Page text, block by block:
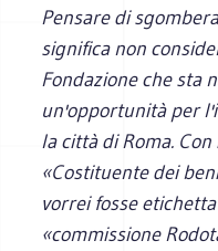
Pensare di
significa non
Fondazione che sta
un'opportunità per
la città di Roma.
«Costituente dei
vorrei fosse
«commissione